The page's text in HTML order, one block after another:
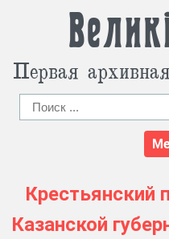
Первая
Крестьянский
Казанской